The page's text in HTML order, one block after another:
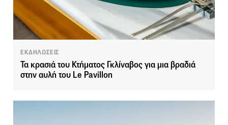
ΕΚΔΗΛΩΣΕΙΣ
Τα κρασιά του Κτήματος Γκλίναβος για μια βραδιά
στην αυλή του Le Pavillon